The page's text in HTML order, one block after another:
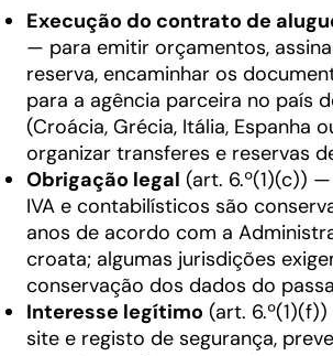
Execução do contrato de
— para emitir orçamentos,
reserva, encaminhar os
para a agência parceira no país
(Croácia, Grécia, Itália, Espanha
organizar transferes e reservas
Obrigação legal (art. 6.º(1)(c))
IVA e contabilísticos são
anos de acordo com a
croata; algumas jurisdições
conservação dos dados do
Interesse legítimo (art.
site e registo de segurança,